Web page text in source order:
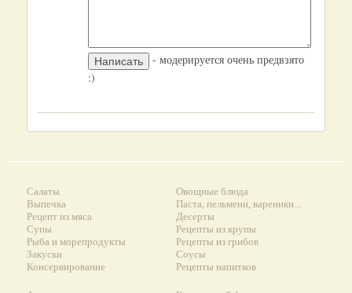
- модерируется очень предвзято
:)
Салаты
Выпечка
Рецепт из мяса
Супы
Рыба и морепродукты
Закуски
Консервирование
Овощные блюда
Паста, пельмени, вареники...
Десерты
Рецепты из крупы
Рецепты из грибов
Соусы
Рецепты напитков